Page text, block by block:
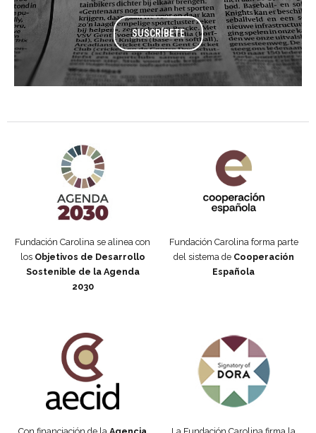
SUSCRÍBETE
Fundación Carolina se alinea con
los Objetivos de Desarrollo
Sostenible de la Agenda
2030
Fundación Carolina forma parte
del sistema de Cooperación
Española